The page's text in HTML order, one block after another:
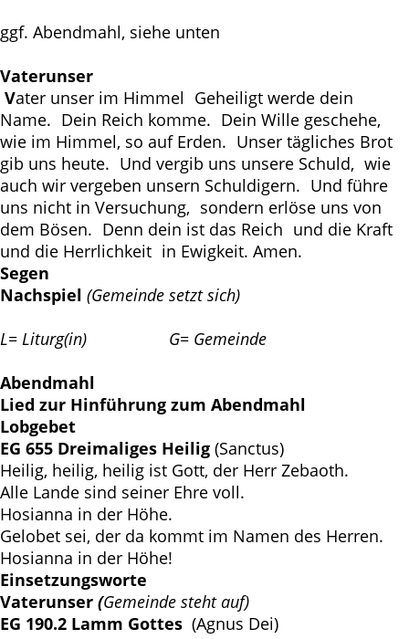
ggf. Abendmahl, siehe unten
Vaterunser
Vater unser im Himmel Geheiligt werde dein
Name. Dein Reich komme. Dein Wille geschehe,
wie im Himmel, so auf Erden. Unser tägliches Brot
gib uns heute. Und vergib uns unsere Schuld, wie
auch wir vergeben unsern Schuldigern. Und führe
uns nicht in Versuchung, sondern erlöse uns von
dem Bösen. Denn dein ist das Reich und die Kraft
und die Herrlichkeit in Ewigkeit. Amen.
Segen
Nachspiel (Gemeinde setzt sich)
L= Liturg(in) G= Gemeinde
Abendmahl
Lied zur Hinführung zum Abendmahl
Lobgebet
EG 655 Dreimaliges Heilig (Sanctus)
Heilig, heilig, heilig ist Gott, der Herr Zebaoth.
Alle Lande sind seiner Ehre voll.
Hosianna in der Höhe.
Gelobet sei, der da kommt im Namen des Herren.
Hosianna in der Höhe!
Einsetzungsworte
Vaterunser (Gemeinde steht auf)
EG 190.2 Lamm Gottes (Agnus Dei)